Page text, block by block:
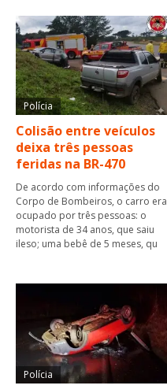
Polícia
Colisão entre veículos
deixa três pessoas
feridas na BR-470
De acordo com informações do
Corpo de Bombeiros, o carro era
ocupado por três pessoas: o
motorista de 34 anos, que saiu
ileso; uma bebê de 5 meses, qu
Polícia